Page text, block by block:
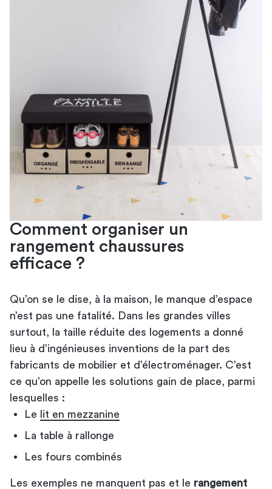
Comment organiser un
rangement chaussures
efficace ?
Qu’on se le dise, à la maison, le manque d’espace
n’est pas une fatalité. Dans les grandes villes
surtout, la taille réduite des logements a donné
lieu à d’ingénieuses inventions de la part des
fabricants de mobilier et d’électroménager. C’est
ce qu’on appelle les solutions gain de place, parmi
lesquelles :
Le
lit en mezzanine
La table à rallonge
Les fours combinés
Les exemples ne manquent pas et le rangement